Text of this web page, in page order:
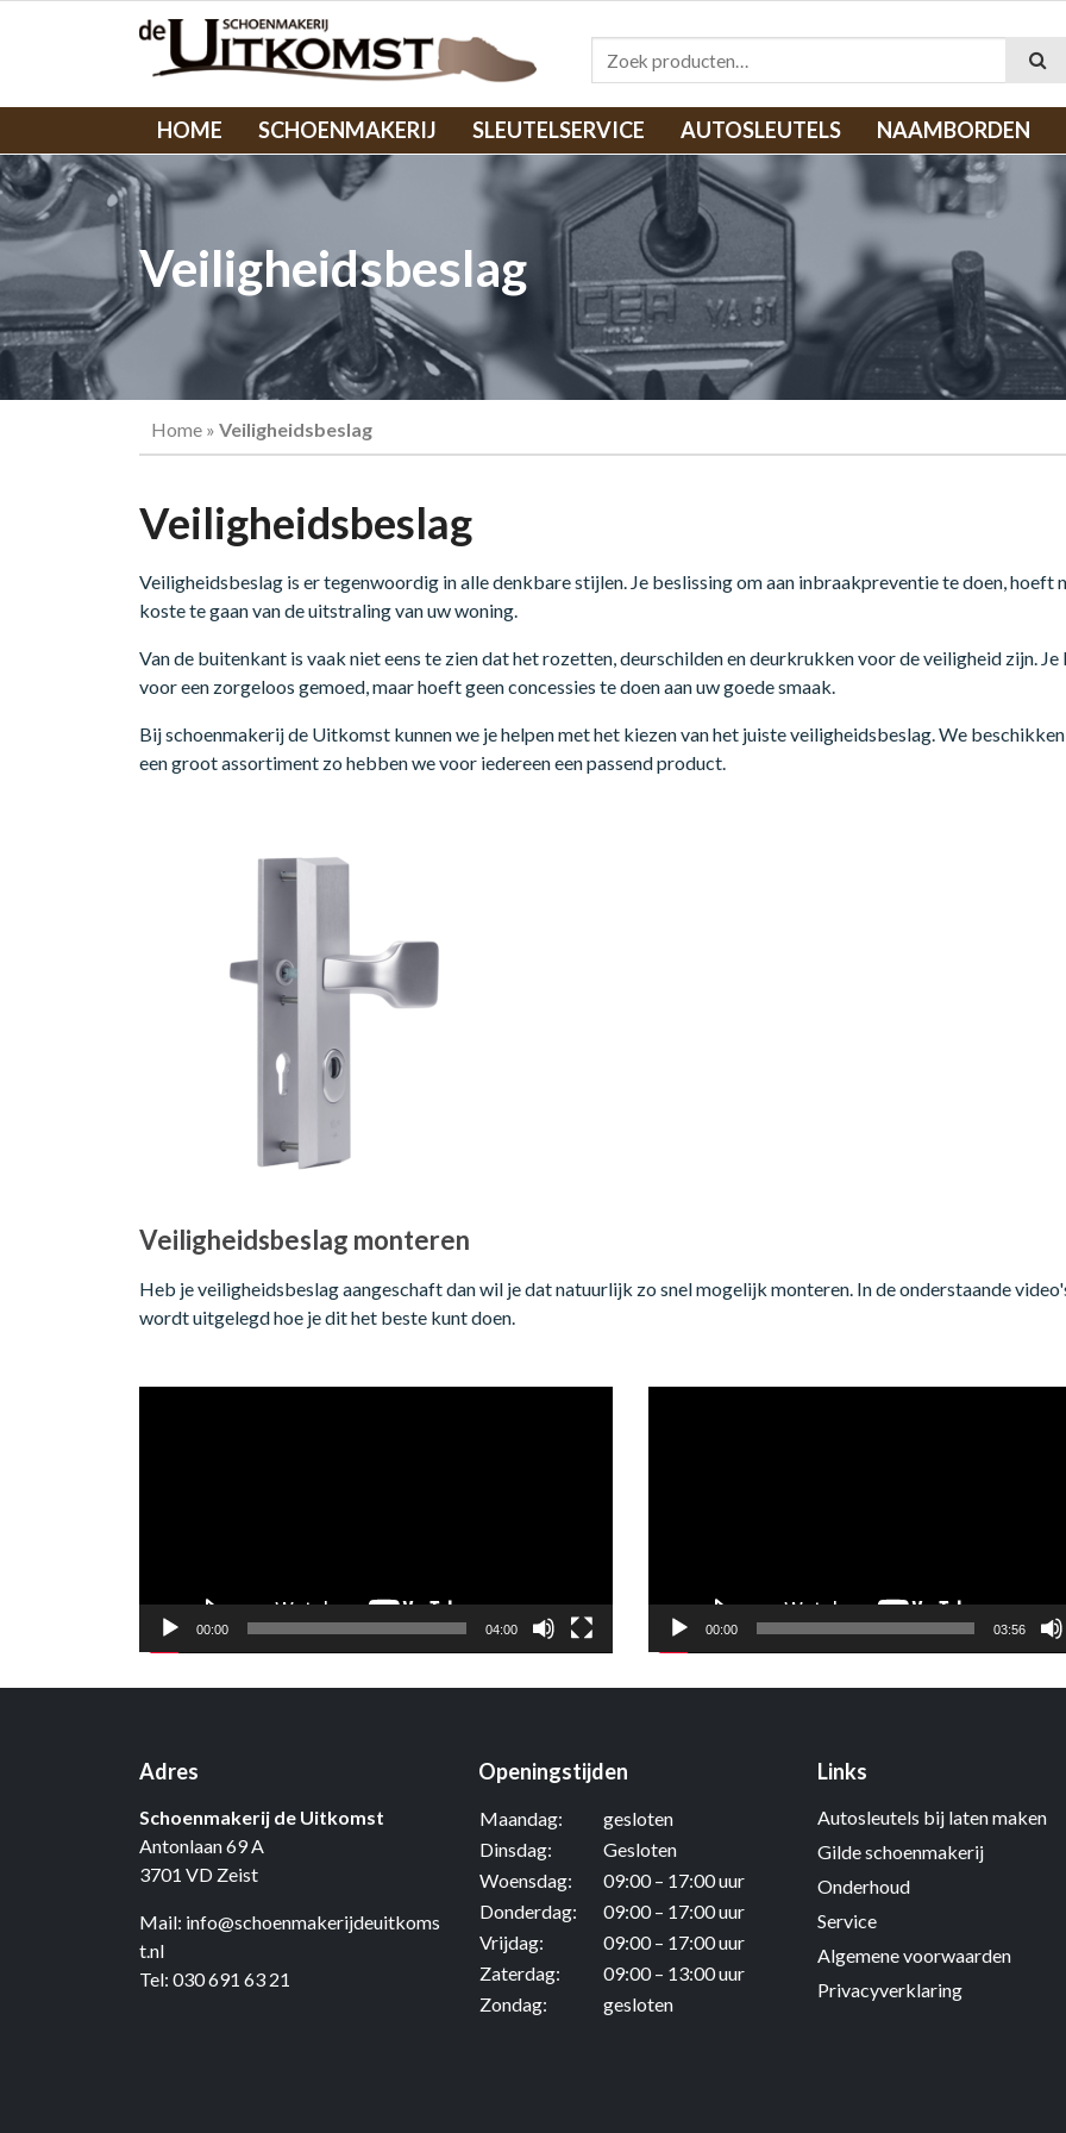
Zoeken naar:
HOME SCHOENMAKERIJ SLEUTELSERVICE AUTOSLEUTELS NAAMBORDEN
Veiligheidsbeslag
Home » Veiligheidsbeslag
Veiligheidsbeslag
Veiligheidsbeslag is er tegenwoordig in alle denkbare stijlen. Je beslissing om aan inbraakpreventie te doen, hoeft
koste te gaan van de uitstraling van uw woning.
Van de buitenkant is vaak niet eens te zien dat het rozetten, deurschilden en deurkrukken voor de veiligheid zijn. Je
voor een zorgeloos gemoed, maar hoeft geen concessies te doen aan uw goede smaak.
Bij schoenmakerij de Uitkomst kunnen we je helpen met het kiezen van het juiste veiligheidsbeslag. We
een groot assortiment zo hebben we voor iedereen een passend product.
Veiligheidsbeslag monteren
Heb je veiligheidsbeslag aangeschaft dan wil je dat natuurlijk zo snel mogelijk monteren. In de onderstaande
wordt uitgelegd hoe je dit het beste kunt doen.
00:00 04:00 00:00 03:56
Adres
Schoenmakerij de Uitkomst
Antonlaan 69 A
3701 VD Zeist
Mail: info@schoenmakerijdeuitkoms
t.nl
Tel: 030 691 63 21
Openingstijden
Maandag:
gesloten
Dinsdag:
Gesloten
Woensdag:
09:00 – 17:00 uur
Donderdag:
09:00 – 17:00 uur
Vrijdag:
09:00 – 17:00 uur
Zaterdag:
09:00 – 13:00 uur
Zondag:
gesloten
Links
Autosleutels bij laten maken
Gilde schoenmakerij
Onderhoud
Service
Algemene voorwaarden
Privacyverklaring